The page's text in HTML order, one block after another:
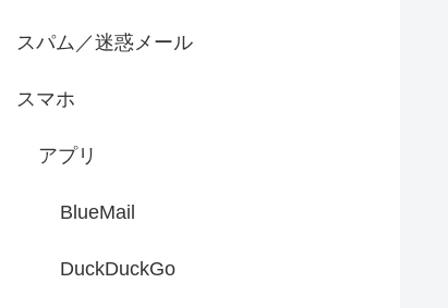
スパム／迷惑メール
スマホ
アプリ
BlueMail
DuckDuckGo